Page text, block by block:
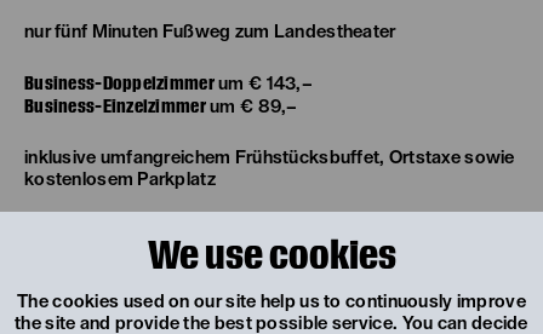
We use cookies
The cookies used on our site help us to continuously improve
the site and provide the best possible service. You can decide
nur fünf Minuten Fußweg zum Landestheater
Business-Doppelzimmerum € 143,–
Business-Einzelzimmerum € 89,–
inklusive umfangreichem Frühstücksbuffet, Ortstaxe sowie
kostenlosem Parkplatz
Eoffice@hotel-metropol.at